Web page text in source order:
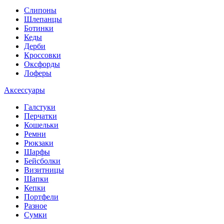
Слипоны
Шлепанцы
Ботинки
Кеды
Дерби
Кроссовки
Оксфорды
Лоферы
Аксессуары
Галстуки
Перчатки
Кошельки
Ремни
Рюкзаки
Шарфы
Бейсболки
Визитницы
Шапки
Кепки
Портфели
Разное
Сумки